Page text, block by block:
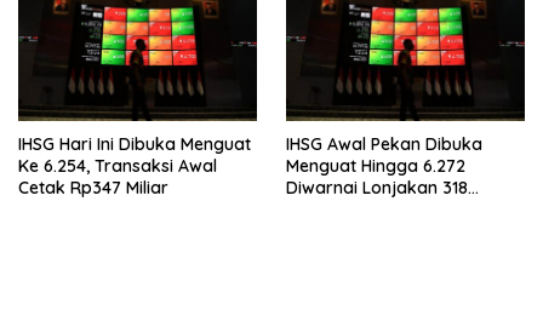
IHSG Hari Ini Dibuka Menguat
Ke 6.254, Transaksi Awal
Cetak Rp347 Miliar
IHSG Awal Pekan Dibuka
Menguat Hingga 6.272
Diwarnai Lonjakan 318